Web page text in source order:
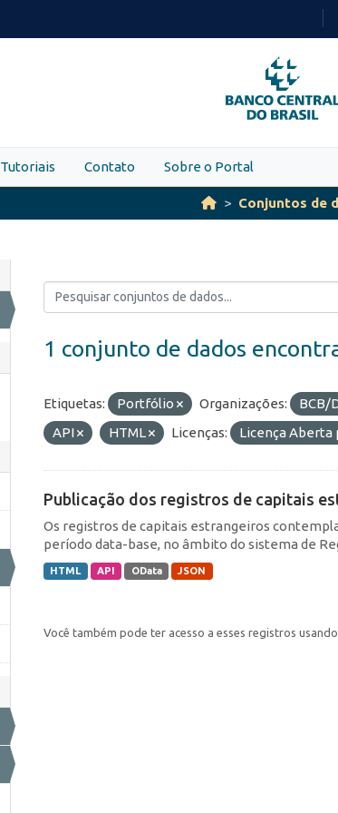
PARA
O
CONTEÚDO
Tutoriais Contato Sobre o Portal
Conjuntos de
1 conjunto de dados
Etiquetas: Portfólio Organizações: BCB/
API
HTML Licenças: Licença Aberta
Publicação dos registros de capitais
Os registros de capitais estrangeiros
período data-base, no âmbito do sistema de
HTML API OData JSON
Você também pode ter acesso a esses registros